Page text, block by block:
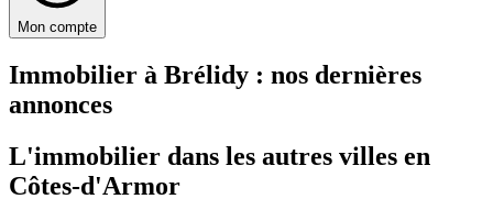
Mon compte
Immobilier à Brélidy : nos dernières
annonces
L'immobilier dans les autres villes en
Côtes-d'Armor